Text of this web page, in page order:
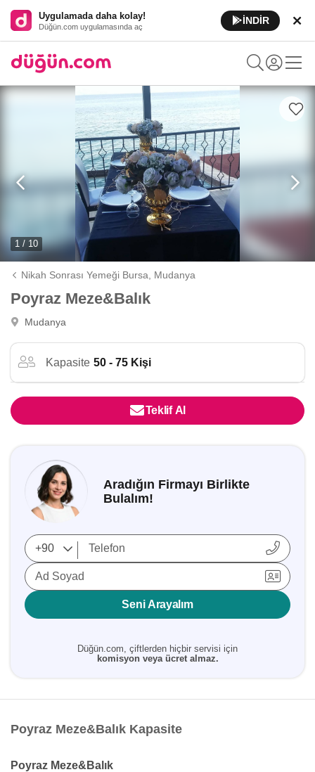
Uygulamada daha kolay!
Düğün.com uygulamasında aç
İNDİR
1 / 10
Nikah Sonrası Yemeği Bursa, Mudanya
Poyraz Meze&Balık
Mudanya
Kapasite 50 - 75 Kişi
Teklif Al
Aradığın Firmayı Birlikte
Bulalım!
Ad Soyad
Seni Arayalım
Düğün.com, çiftlerden hiçbir servisi için
komisyon veya ücret almaz.
Poyraz Meze&Balık Kapasite
Poyraz Meze&Balık